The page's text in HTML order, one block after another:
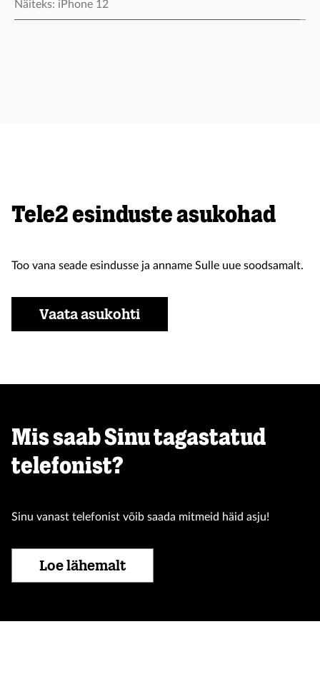
Tele2 esinduste asukohad
Too vana seade esindusse ja anname Sulle uue soodsamalt.
Vaata asukohti
Mis saab Sinu tagastatud
telefonist?
Sinu vanast telefonist võib saada mitmeid häid asju!
Loe lähemalt